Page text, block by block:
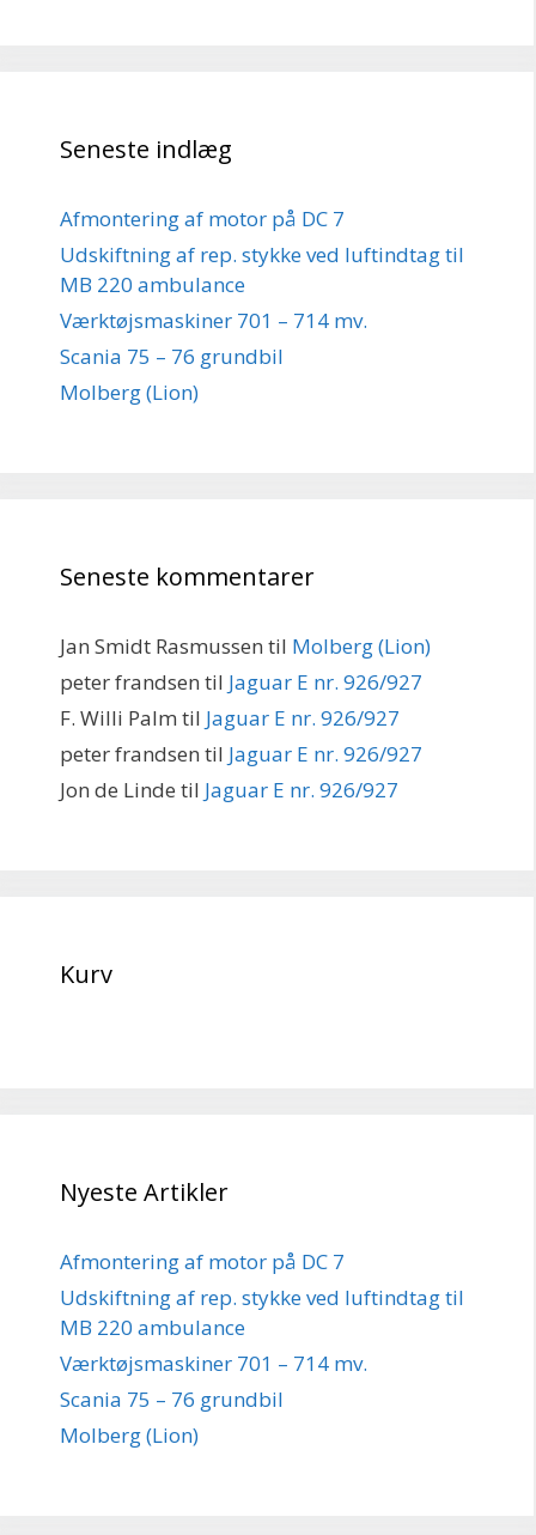
Seneste indlæg
Afmontering af motor på DC 7
Udskiftning af rep. stykke ved luftindtag til
MB 220 ambulance
Værktøjsmaskiner 701 – 714 mv.
Scania 75 – 76 grundbil
Molberg (Lion)
Seneste kommentarer
Jan Smidt Rasmussen til Molberg (Lion)
peter frandsen til Jaguar E nr. 926/927
F. Willi Palm til Jaguar E nr. 926/927
peter frandsen til Jaguar E nr. 926/927
Jon de Linde til Jaguar E nr. 926/927
Kurv
Nyeste Artikler
Afmontering af motor på DC 7
Udskiftning af rep. stykke ved luftindtag til
MB 220 ambulance
Værktøjsmaskiner 701 – 714 mv.
Scania 75 – 76 grundbil
Molberg (Lion)